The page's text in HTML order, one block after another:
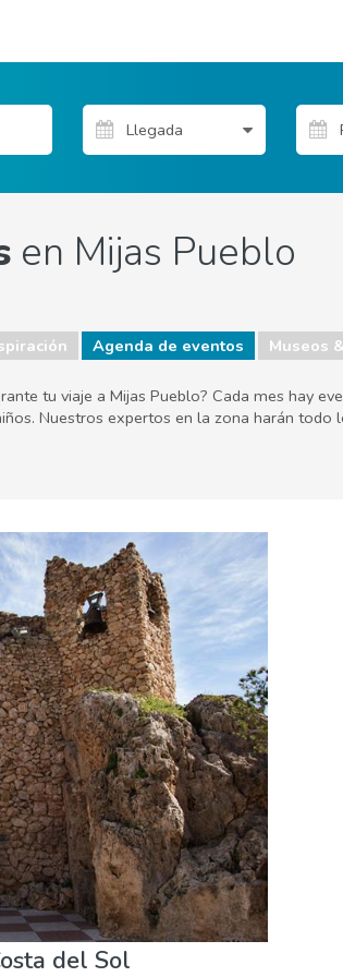
en Mijas Pueblo
Agenda de eventos Museos
tu viaje a Mijas Pueblo? Cada mes hay
Nuestros expertos en la zona harán
& aire libre
del Sol